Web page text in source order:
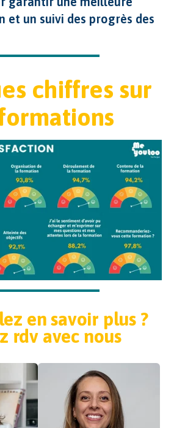
et un suivi des progrès des
chiffres sur
en savoir plus ?
rdv avec nous